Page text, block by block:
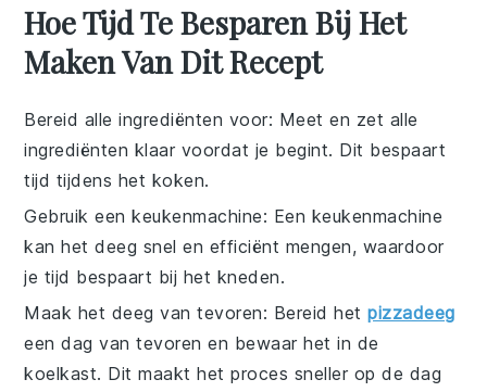
Hoe Tijd Te Besparen Bij Het
Maken Van Dit Recept
Bereid alle ingrediënten voor: Meet en zet alle
ingrediënten klaar voordat je begint. Dit bespaart
tijd tijdens het koken.
Gebruik een keukenmachine: Een keukenmachine
kan hetdeeg snel en efficiënt mengen, waardoor
je tijd bespaart bij het kneden.
Maak het deeg van tevoren: Bereid hetpizzadeeg
een dag van tevoren en bewaar het in de
koelkast. Dit maakt het proces sneller op de dag